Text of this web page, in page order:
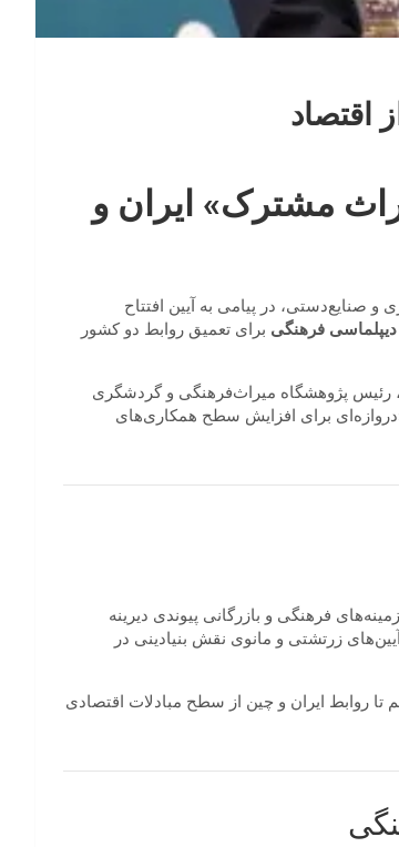
اقتصاد
مشترک» ایران و
صنایع‌دستی، در پیامی به آیین افتتاح
دیپلماسی فرهنگی برای تعمیق روابط دو کشور
، رئیس پژوهشگاه میراث‌فرهنگی و گردشگری
برای افزایش سطح همکاری‌های
فرهنگی و بازرگانی پیوندی دیرینه
زرتشتی و مانوی نقش بنیادینی در
تا روابط ایران و چین از سطح مبادلات اقتصادی